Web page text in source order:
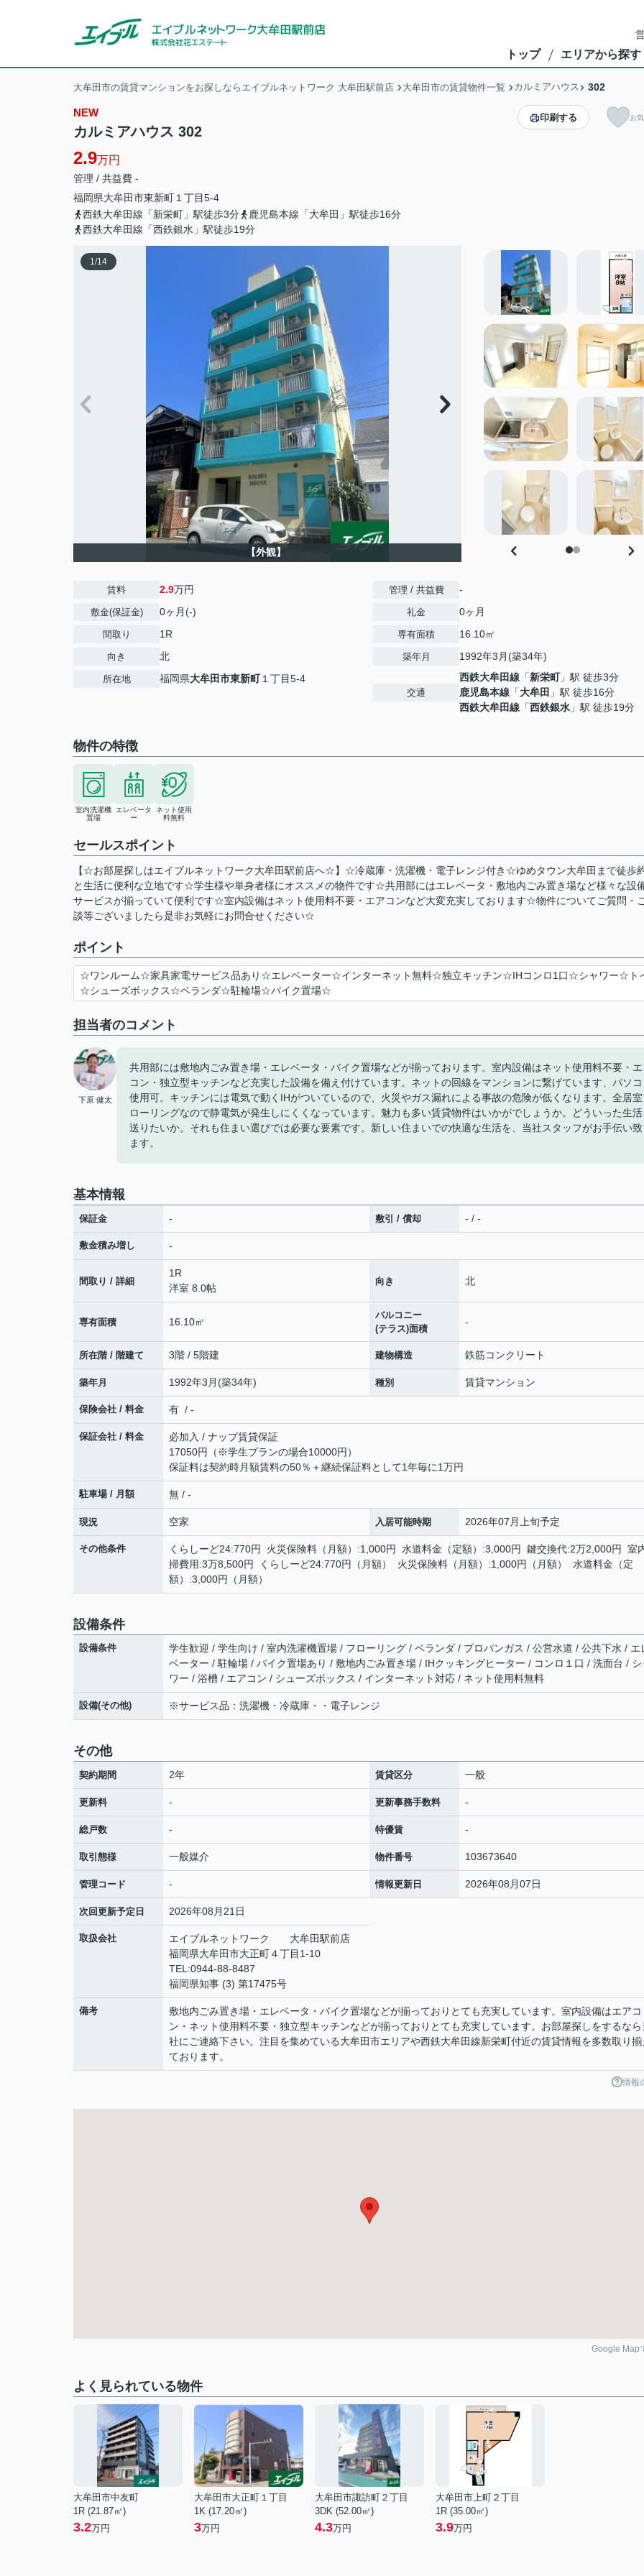
トップ エリアから探す
大牟田市の賃貸マンションをお探しならエイブルネットワーク 大牟田駅前店 大牟田市の賃貸物件一覧 カルミアハウス 302
NEW
カルミアハウス 302
2.9万円
管理 / 共益費 -
福岡県大牟田市東新町 １丁目5-4
西鉄大牟田線「新栄町」駅徒歩3分
鹿児島本線「大牟田」駅徒歩16分
西鉄大牟田線「西鉄銀水」駅徒歩19分
印刷する お
1/14
【外観】
賃料 2.9万円
敷金(保証金) 0ヶ月(-)
間取り 1R
向き 北
所在地 福岡県大牟田市東新町１丁目5-4
管理 / 共益費 -
礼金 0ヶ月
専有面積 16.10㎡
築年月 1992年3月(築34年)
交通
西鉄大牟田線 「新栄町」駅 徒歩3分
鹿児島本線 「大牟田 」駅 徒歩16分
西鉄大牟田線 「西鉄銀水 」駅 徒歩19分
物件の特徴
室内洗濯機
置場
エレベータ
ー
ネット使用
料無料
セールスポイント
【☆お部屋探しはエイブルネットワーク大牟田駅前店へ☆】☆冷蔵庫・洗濯機・電子レンジ付き☆ゆめタウン大牟田まで徒歩
と生活に便利な立地です☆学生様や単身者様にオススメの物件です☆共用部にはエレベータ・敷地内ごみ置き場など様々な設
サービスが揃っていて便利です☆室内設備はネット使用料不要・エアコンなど大変充実しております☆物件についてご質問・
談等ございましたら是非お気軽にお問合せください☆
ポイント
☆ワンルーム☆家具家電サービス品あり☆エレベーター☆インターネット無料☆独立キッチン☆IHコンロ1口☆シャワー☆ト
☆シューズボックス☆ベランダ☆駐輪場☆バイク置場☆
担当者のコメント
下原 健太
共用部には敷地内ごみ置き場・エレベータ・バイク置場などが揃っております。室内設備はネット使用料不要・
コン・独立型キッチンなど充実した設備を備え付けています。ネットの回線をマンションに繋げています、パソ
使用可。キッチンには電気で動くIHがついているので、火災やガス漏れによる事故の危険が低くなります。全居
ローリングなので静電気が発生しにくくなっています。魅力も多い賃貸物件はいかがでしょうか。どういった生
送りたいか。それも住まい選びでは必要な要素です。新しい住まいでの快適な生活を、当社スタッフがお手伝い
ます。
基本情報
保証金 - 敷引 / 償却 - / -
敷金積み増し -
間取り / 詳細
1R
洋室 8.0帖
向き 北
専有面積 16.10㎡
バルコニー
(テラス)面積
-
所在階 / 階建て 3階 / 5階建 建物構造 鉄筋コンクリート
築年月 1992年3月(築34年) 種別 賃貸マンション
保険会社 / 料金 有 / -
保証会社 / 料金
必加入 / ナップ賃貸保証
17050円（※学生プランの場合10000円）
保証料は契約時月額賃料の50％＋継続保証料として1年毎に1万円
駐車場 / 月額 無 / -
現況 空家 入居可能時期 2026年07月上旬予定
その他条件
くらしーど24:770円 火災保険料（月額）:1,000円 水道料金（定額）:3,000円 鍵交換代:2万2,000円 室
掃費用:3万8,500円 くらしーど24:770円（月額） 火災保険料（月額）:1,000円（月額） 水道料金（定
額）:3,000円（月額）
設備条件
設備条件
学生歓迎 / 学生向け / 室内洗濯機置場 / フローリング / ベランダ / プロパンガス / 公営水道 / 公共下水 / エ
ベーター / 駐輪場 / バイク置場あり / 敷地内ごみ置き場 / IHクッキングヒーター / コンロ１口 / 洗面台 / シ
ワー / 浴槽 / エアコン / シューズボックス / インターネット対応 / ネット使用料無料
設備(その他) ※サービス品：洗濯機・冷蔵庫・・電子レンジ
その他
契約期間 2年 賃貸区分 一般
更新料 - 更新事務手数料 -
総戸数 - 特優賃 -
取引態様 一般媒介 物件番号 103673640
管理コード - 情報更新日 2026年08月07日
次回更新予定日 2026年08月21日
取扱会社
エイブルネットワーク 大牟田駅前店
福岡県大牟田市大正町４丁目1-10
TEL:0944-88-8487
福岡県知事 (3) 第17475号
備考
敷地内ごみ置き場・エレベータ・バイク置場などが揃っておりとても充実しています。室内設備はエアコ
ン・ネット使用料不要・独立型キッチンなどが揃っておりとても充実しています。お部屋探しをするなら
社にご連絡下さい。注目を集めている大牟田市エリアや西鉄大牟田線新栄町付近の賃貸情報を多数取り揃
ております。
情報
Google Map
よく見られている物件
大牟田市中友町
1R (21.87㎡)
3.2万円
大牟田市大正町１丁目
1K (17.20㎡)
3万円
大牟田市諏訪町２丁目
3DK (52.00㎡)
4.3万円
大牟田市上町２丁目
1R (35.00㎡)
3.9万円